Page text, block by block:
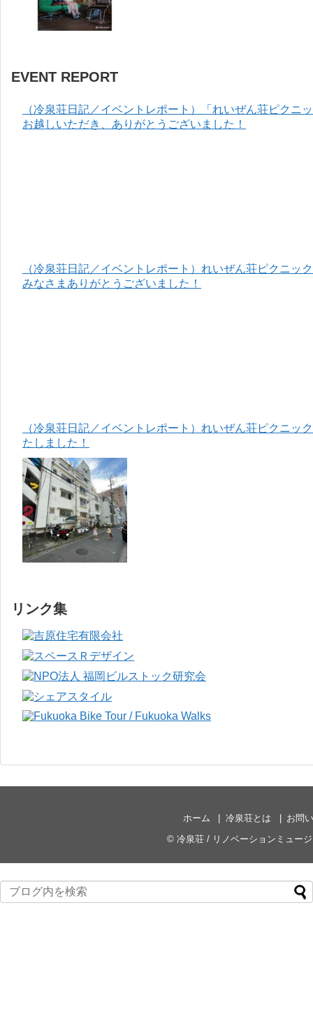
EVENT REPORT
（冷泉荘日記／イベントレポート）「れいぜん荘ピクニ
お越しいただき、ありがとうございました！
（冷泉荘日記／イベントレポート）れいぜん荘ピクニッ
みなさまありがとうございました！
（冷泉荘日記／イベントレポート）れいぜん荘ピクニッ
たしました！
リンク集
ホーム 冷泉荘とは
お問
© 冷泉荘 / リノベーションミュー